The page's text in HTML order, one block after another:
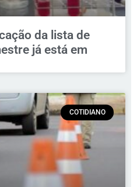
da lista de
já está em
COTIDIANO